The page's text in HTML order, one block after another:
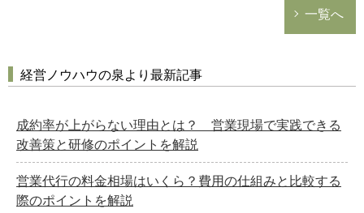
一覧へ
経営ノウハウの泉より最新記事
成約率が上がらない理由とは？ 営業現場で実践できる
改善策と研修のポイントを解説
営業代行の料金相場はいくら？費用の仕組みと比較する
際のポイントを解説